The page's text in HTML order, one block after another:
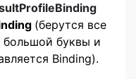
(берутся все
большой буквы и
Binding).